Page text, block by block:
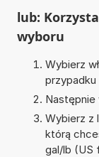
lub:
wyboru
Wybierz
przypadku
Wybierz z
którą
gal/lb (US